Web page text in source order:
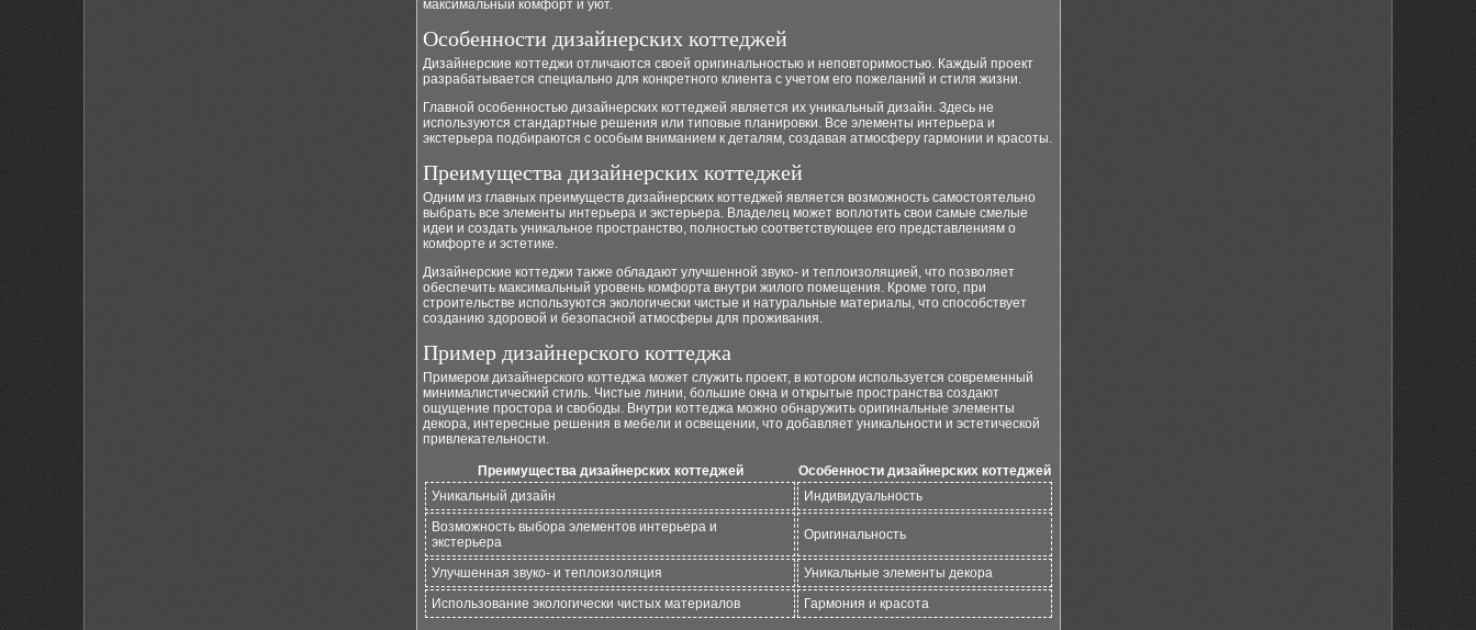
максимальный комфорт и уют.
Особенности дизайнерских коттеджей
Дизайнерские коттеджи отличаются своей оригинальностью и неповторимостью. Каждый проект
разрабатывается специально для конкретного клиента с учетом его пожеланий и стиля жизни.
Главной особенностью дизайнерских коттеджей является их уникальный дизайн. Здесь не
используются стандартные решения или типовые планировки. Все элементы интерьера и
экстерьера подбираются с особым вниманием к деталям, создавая атмосферу гармонии и красоты.
Преимущества дизайнерских коттеджей
Одним из главных преимуществ дизайнерских коттеджей является возможность самостоятельно
выбрать все элементы интерьера и экстерьера. Владелец может воплотить свои самые смелые
идеи и создать уникальное пространство, полностью соответствующее его представлениям о
комфорте и эстетике.
Дизайнерские коттеджи также обладают улучшенной звуко- и теплоизоляцией, что позволяет
обеспечить максимальный уровень комфорта внутри жилого помещения. Кроме того, при
строительстве используются экологически чистые и натуральные материалы, что способствует
созданию здоровой и безопасной атмосферы для проживания.
Пример дизайнерского коттеджа
Примером дизайнерского коттеджа может служить проект, в котором используется современный
минималистический стиль. Чистые линии, большие окна и открытые пространства создают
ощущение простора и свободы. Внутри коттеджа можно обнаружить оригинальные элементы
декора, интересные решения в мебели и освещении, что добавляет уникальности и эстетической
привлекательности.
Преимущества дизайнерских коттеджей
Особенности дизайнерских коттеджей
Уникальный дизайн
Индивидуальность
Возможность выбора элементов интерьера и
экстерьера
Оригинальность
Улучшенная звуко- и теплоизоляция
Уникальные элементы декора
Использование экологически чистых материалов
Гармония и красота